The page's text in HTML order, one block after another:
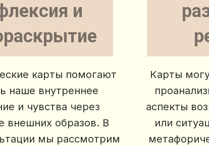
и
карты помогают
наше внутреннее
и чувства через
внешних образов. В
мы рассмотрим
Карты
аспекты
или